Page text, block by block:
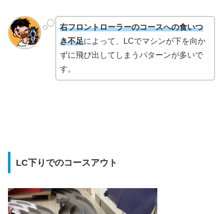
右フロントローラーのコースへの食いつ
き不足によって、LCでマシンが下を向か
ずに飛び出してしまうパターンが多いで
す。
LC下りでのコースアウト